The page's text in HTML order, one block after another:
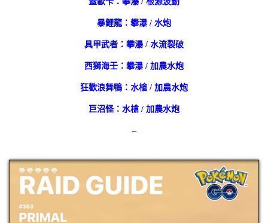
暴鯉龍：攀瀑 / 水炮
具甲武者：攀瀑 / 水流裂破
西獅海壬：攀瀑 / 加農水炮
狂歡浪舞鴨：水槍 / 加農水炮
巨沼怪：水槍 / 加農水炮
–